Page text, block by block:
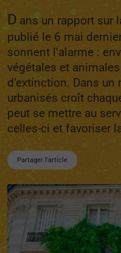
D ans un rapport sur
publié le 6 mai
sonnent l’alarme :
végétales et
d’extinction. Dans un
urbanisés croît
peut se mettre au
celles-ci et favoriser
Partager l'article